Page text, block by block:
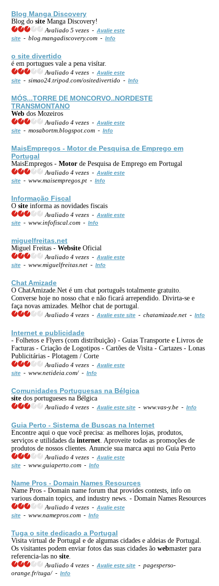
Blog Manga Discovery
Blog do site Manga Discovery!
Avaliado 5 vezes - Avalie este
site - blog.mangadiscovery.com - Info
o site divertido
é em portugues vale a pena visítar.
Avaliado 4 vezes - Avalie este
site - simao24.tripod.com/ositedivertido - Info
MÓS...TORRE DE MONCORVO..NORDESTE
TRANSMONTANO
Web dos Mozeiros
Avaliado 4 vezes - Avalie este
site - mosabortm.blogspot.com - Info
MaisEmpregos - Motorde Pesquisa de Emprego em
Portugal
MaisEmpregos - Motor de Pesquisa de Emprego em Portugal
Avaliado 4 vezes - Avalie este
site - www.maisempregos.pt - Info
Informação Fiscal
O site informa as novidades fiscais
Avaliado 4 vezes - Avalie este
site - www.infofiscal.com - Info
miguelfreitas.net
Miguel Freitas - Website Oficial
Avaliado 4 vezes - Avalie este
site - www.miguelfreitas.net - Info
Chat Amizade
O ChatAmizade.Net é um chat português totalmente gratuito.
Converse hoje no nosso chat e não ficará arrependido. Divirta-se e
faça novas amizades. Melhor chat de portugal.
Avaliado 4 vezes - Avalie este site - chatamizade.net - Info
Internet e publicidade
- Folhetos e Flyers (com distribuição) - Guias Transporte e Livros de
Facturas - Criação de Logotipos - Cartões de Visita - Cartazes - Lonas
Publicitárias - Plotagem / Corte
Avaliado 4 vezes - Avalie este
site - www.netideia.com/ - Info
Comunidades Portuguesas na Bélgica
site dos portugueses na Bélgica
Avaliado 4 vezes - Avalie este site - www.vas-y.be - Info
Guia Perto - Sistema de Buscas na Internet
Encontre aqui o que você precisa: as melhores lojas, produtos,
serviços e utilidades da internet . Aproveite todas as promoções de
produtos de nossos clientes. Anuncie sua marca aqui no Guia Perto
Avaliado 4 vezes - Avalie este
site - www.guiaperto.com - Info
Name Pros - Domain Names Resources
Name Pros - Domain name forum that provides contests, info on
various domain topics, and industry news. - Domain Names Resources
Avaliado 4 vezes - Avalie este
site - www.namepros.com - Info
Tuga o site dedicado a Portugal
Visita virtual de Portugal e de algumas cidades e aldeias de Portugal.
Os visitantes podem enviar fotos das suas cidades ão webmaster para
referencia-las no site
Avaliado 4 vezes - Avalie este site - pagesperso-
orange.fr/tuga/ - Info